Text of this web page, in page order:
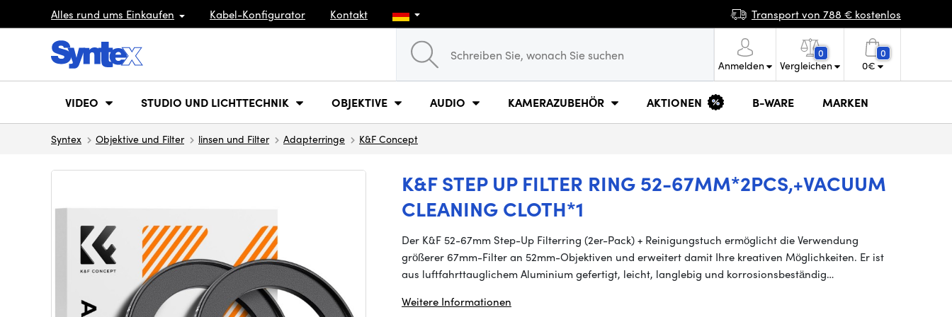
Alles rund ums Einkaufen Kabel-Konfigurator Kontakt Transport von 788 € kostenlos
Anmelden
0
Vergleichen
0
0€
VIDEO STUDIO UND LICHTTECHNIK OBJEKTIVE AUDIO KAMERAZUBEHÖR AKTIONEN B-WARE MARKEN
Syntex Objektive und Filter linsen und Filter Adapterringe K&F Concept
K&F STEP UP FILTER RING 52-67MM*2PCS,+VACUUM
CLEANING CLOTH*1
Der K&F 52-67mm Step-Up Filterring (2er-Pack) + Reinigungstuch ermöglicht die Verwendung
größerer 67mm-Filter an 52mm-Objektiven und erweitert damit Ihre kreativen Möglichkeiten. Er ist
aus luftfahrttauglichem Aluminium gefertigt, leicht, langlebig und korrosionsbeständig…
Weitere Informationen